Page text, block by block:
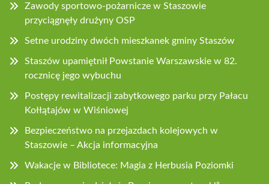
Zawody sportowo-pożarnicze w Staszowie
przyciągnęły drużyny OSP
Setne urodziny dwóch mieszkanek gminy Staszów
Staszów upamiętnił Powstanie Warszawskie w 82.
rocznicę jego wybuchu
Postępy rewitalizacji zabytkowego parku przy Pałacu
Kołłątajów w Wiśniowej
Bezpieczeństwo na przejazdach kolejowych w
Staszowie – Akcja informacyjna
Wakacje w Bibliotece: Magia z Herbusia Poziomki